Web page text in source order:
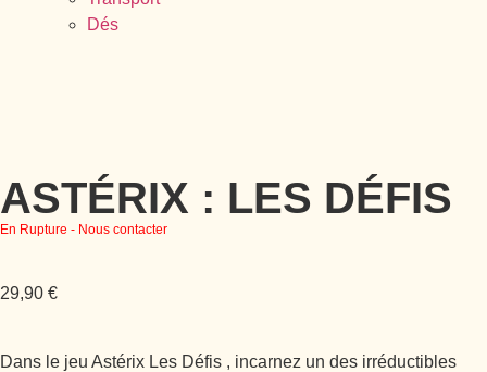
Dés
ASTÉRIX : LES DÉFIS
En Rupture - Nous contacter
29,90 €
Dans le jeu Astérix Les Défis , incarnez un des irréductibles